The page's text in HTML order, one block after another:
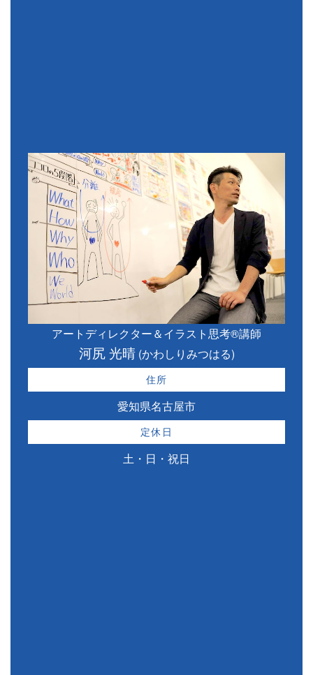
アートディレクター＆イラスト思考®講師
河尻 光晴(かわしりみつはる)
住所
愛知県名古屋市
定休日
土・日・祝日